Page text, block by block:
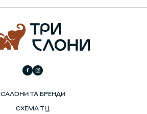
САЛОНИ ТА БРЕНДИ
СХЕМА ТЦ